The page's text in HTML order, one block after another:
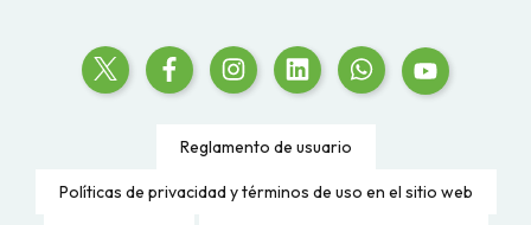
Reglamento de usuario
Políticas de privacidad y términos de uso en el sitio web